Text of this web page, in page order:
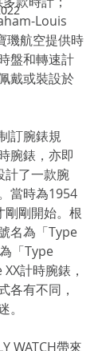
Louis
璣航空提供時
盤和轉速計
戴或裝設於
訂腕錶規
腕錶，亦即
計了一款腕
當時為1954
剛剛開始。根
名為「Type
「Type
計時腕錶，
各有不同，
WATCH帶來